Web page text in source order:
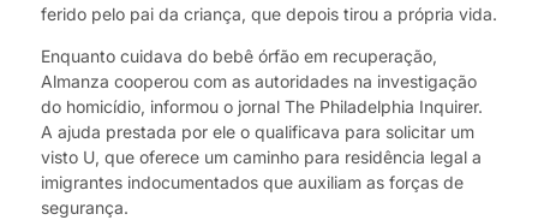
ferido pelo pai da criança, que depois tirou a própria vida.
Enquanto cuidava do bebê órfão em recuperação,
Almanza cooperou com as autoridades na investigação
do homicídio, informou o jornal The Philadelphia Inquirer.
A ajuda prestada por ele o qualificava para solicitar um
visto U, que oferece um caminho para residência legal a
imigrantes indocumentados que auxiliam as forças de
segurança.